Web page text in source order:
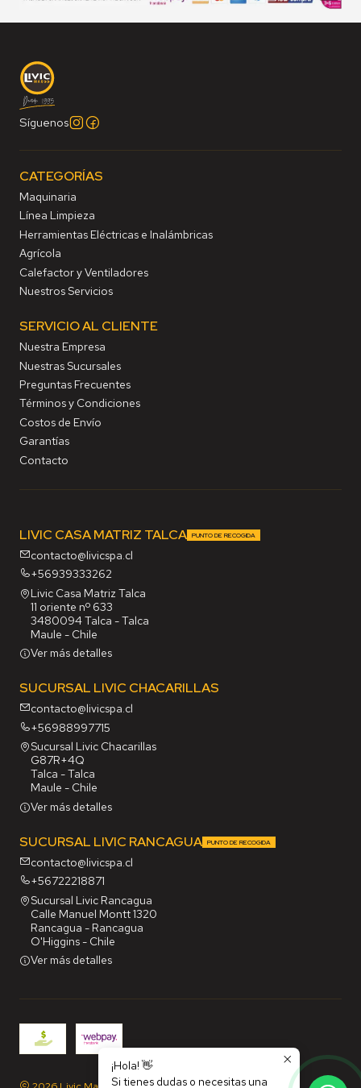
Síguenos
CATEGORÍAS
Maquinaria
Línea Limpieza
Herramientas Eléctricas e Inalámbricas
Agrícola
Calefactor y Ventiladores
Nuestros Servicios
SERVICIO AL CLIENTE
Nuestra Empresa
Nuestras Sucursales
Preguntas Frecuentes
Términos y Condiciones
Costos de Envío
Garantías
Contacto
LIVIC CASA MATRIZ TALCA PUNTO DE RECOGIDA
contacto@livicspa.cl
+56939333262
Livic Casa Matriz Talca
11 oriente nº 633
3480094 Talca - Talca
Maule - Chile
Ver más detalles
SUCURSAL LIVIC CHACARILLAS
contacto@livicspa.cl
+56988997715
Sucursal Livic Chacarillas
G87R+4Q
Talca - Talca
Maule - Chile
Ver más detalles
SUCURSAL LIVIC RANCAGUA PUNTO DE RECOGIDA
contacto@livicspa.cl
+56722218871
Sucursal Livic Rancagua
Calle Manuel Montt 1320
Rancagua - Rancagua
O'Higgins - Chile
Ver más detalles
¡Hola! 👋
Si tienes dudas o necesitas una